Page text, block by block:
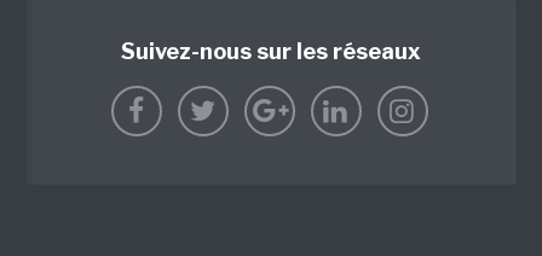
Suivez-nous sur les réseaux